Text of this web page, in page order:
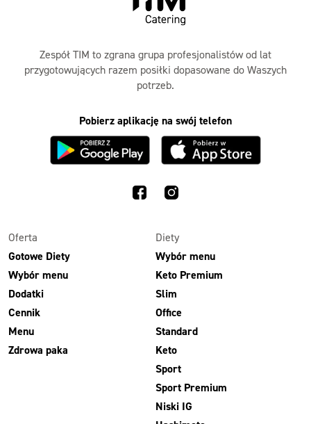
Zespół TIM to zgrana grupa profesjonalistów od lat
przygotowujących razem posiłki dopasowane do Waszych
potrzeb.
Pobierz aplikację na swój telefon
Oferta
Gotowe Diety
Wybór menu
Dodatki
Cennik
Menu
Zdrowa paka
Diety
Wybór menu
Keto Premium
Slim
Office
Standard
Keto
Sport
Sport Premium
Niski IG